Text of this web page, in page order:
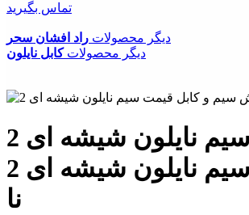
تماس بگیرید
دیگر محصولات راد افشان سحر
دیگر محصولاتکابل نایلون
فروش سیم و کابل قیمت سیم نایلون شیشه ای 2x0.5 راد افشان سحر فروش اینترنتی راد افشان سحر
سیم نایلون شیشه ای 2x0.5 راد افشان سحر سایز 0.5 دولایه هادی مسی رنگ شیشه ای استاندارد ملی
نا